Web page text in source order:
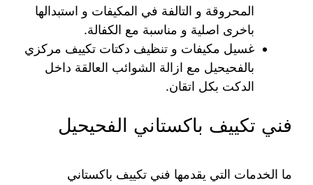
المحروقة و التالفة في المكيفات و استبدالها
باخرى اصلية و مناسبة مع الكفالة.
غسيل مكيفات و تنظيف دكتات تكييف مركزي
بالفحيحيل مع ازالة الشوائب العالقة داخل
الدكت بكل اتقان.
فني تكييف باكستاني الفحيحيل
ما الخدمات التي يقدمها فني تكييف باكستاني